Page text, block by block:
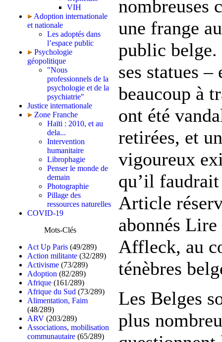
VIH
Adoption internationale
et nationale
Les adoptés dans
l’espace public
Psychologie
géopolitique
"Nous
professionnels de la
psychologie et de la
psychiatrie"
Justice internationale
Zone Franche
Haïti : 2010, et au
dela...
Intervention
humanitaire
Librophagie
Penser le monde de
demain
Photographie
Pillage des
ressources naturelles
COVID-19
Mots-Clés
Act Up Paris (49/289)
Action militante (32/289)
Activisme (73/289)
Adoption (82/289)
Afrique (161/289)
Afrique du Sud (73/289)
Alimentation, Faim
(48/289)
ARV (203/289)
Associations, mobilisation
communautaire (65/289)
nombreuses
une frange
public belge.
ses statues
beaucoup à
ont été
retirées, et
vigoureux
qu’il
Article
abonnés
Affleck, au
ténèbres
Les Belges
plus